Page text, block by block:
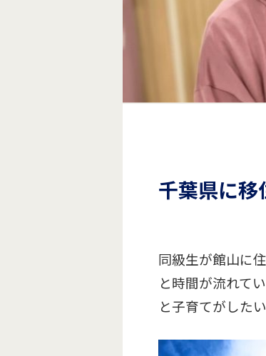
千葉県に移
同級生が館山に
と時間が流れて
と子育てがした